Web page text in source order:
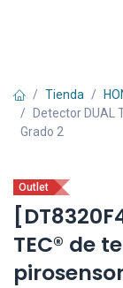
Tienda
Detector DUAL
Grado 2
Outlet
TEC® de